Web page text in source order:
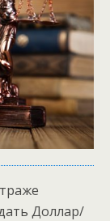
Доллар/